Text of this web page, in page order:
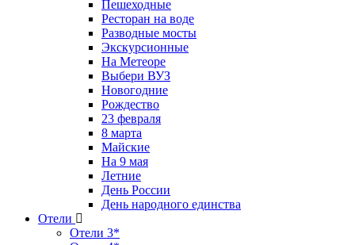
Пешеходные
Ресторан на воде
Разводные мосты
Экскурсионные
На Метеоре
Выбери ВУЗ
Новогодние
Рождество
23 февраля
8 марта
Майские
На 9 мая
Летние
День России
День народного единства
Отели
Отели 3*